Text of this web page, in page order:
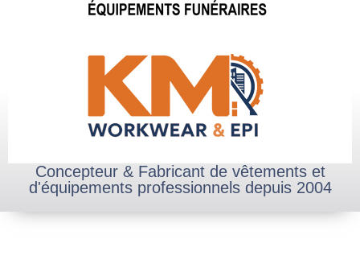
Concepteur & Fabricant de vêtements et
d'équipements professionnels depuis 2004